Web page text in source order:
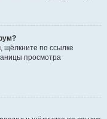
по ссылке
просмотра